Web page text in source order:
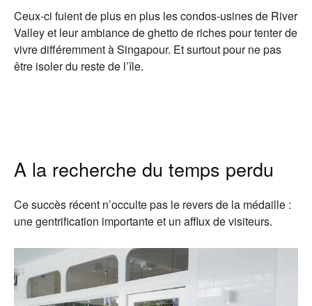
Ceux-ci fuient de plus en plus les condos-usines de River
Valley et leur ambiance de ghetto de riches pour tenter de
vivre différemment à Singapour. Et surtout pour ne pas
être isoler du reste de l’île.
A la recherche du temps perdu
Ce succès récent n’occulte pas le revers de la médaille :
une gentrification importante et un afflux de visiteurs.